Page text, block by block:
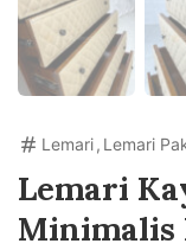
Lemari, Lemari
Lemari
Minimalis